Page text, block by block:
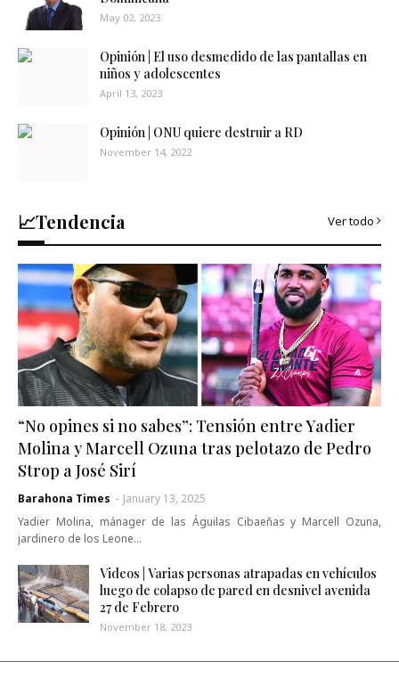
May 02, 2023
Opinión | El uso desmedido de las pantallas en
niños y adolescentes
April 13, 2023
Opinión | ONU quiere destruir a RD
November 14, 2022
📈Tendencia Ver todo
“No opines si no sabes”: Tensión entre Yadier
Molina y Marcell Ozuna tras pelotazo de Pedro
Strop a José Sirí
Barahona Times - January 13, 2025
Yadier Molina, mánager de las Águilas Cibaeñas y Marcell Ozuna,
jardinero de los Leone…
Videos | Varias personas atrapadas en vehículos
luego de colapso de pared en desnivel avenida
27 de Febrero
November 18, 2023